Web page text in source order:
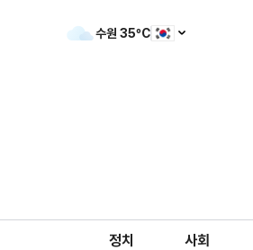
수원 35ºC
정치 사회